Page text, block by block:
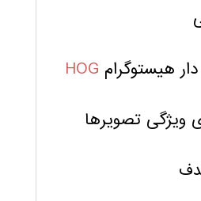
هیستوگرام HOG
ویژگی تصویرها